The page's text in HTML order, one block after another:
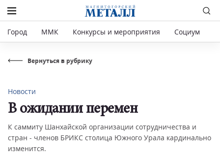
Город ММК Конкурсы и мероприятия Социум
Вернуться в рубрику
Новости
В ожидании перемен
К саммиту Шанхайской организации сотрудничества и
стран - членов БРИКС столица Южного Урала кардинально
изменится.